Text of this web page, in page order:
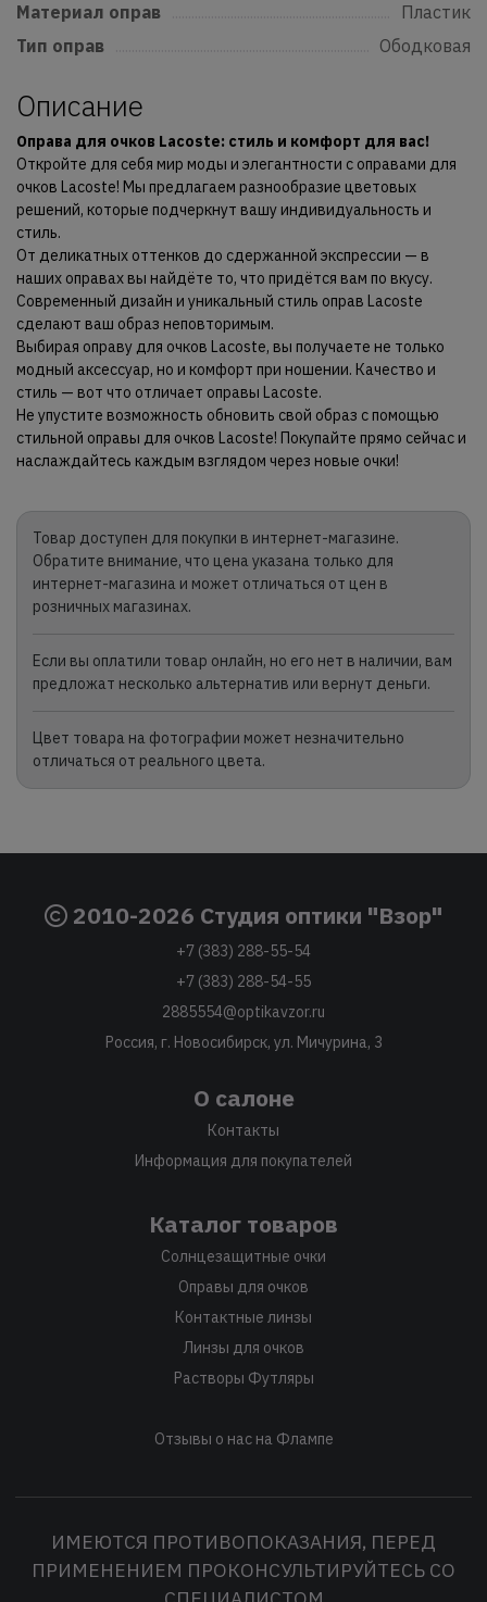
Материал оправ
Пластик
Тип оправ
Ободковая
Описание
Оправа для очков Lacoste: стиль и комфорт для вас!
Откройте для себя мир моды и элегантности с оправами для
очков Lacoste! Мы предлагаем разнообразие цветовых
решений, которые подчеркнут вашу индивидуальность и
стиль.
От деликатных оттенков до сдержанной экспрессии — в
наших оправах вы найдёте то, что придётся вам по вкусу.
Современный дизайн и уникальный стиль оправ Lacoste
сделают ваш образ неповторимым.
Выбирая оправу для очков Lacoste, вы получаете не только
модный аксессуар, но и комфорт при ношении. Качество и
стиль — вот что отличает оправы Lacoste.
Не упустите возможность обновить свой образ с помощью
стильной оправы для очков Lacoste! Покупайте прямо сейчас и
наслаждайтесь каждым взглядом через новые очки!
Товар доступен для покупки в интернет-магазине.
Обратите внимание, что цена указана только для
интернет-магазина и может отличаться от цен в
розничных магазинах.
Если вы оплатили товар онлайн, но его нет в наличии, вам
предложат несколько альтернатив или вернут деньги.
Цвет товара на фотографии может незначительно
отличаться от реального цвета.
2010-2026 Студия оптики "Взор"
+7 (383) 288-55-54
+7 (383) 288-54-55
2885554@optikavzor.ru
Россия, г. Новосибирск, ул. Мичурина, 3
О салоне
Контакты
Информация для покупателей
Каталог товаров
Солнцезащитные очки
Оправы для очков
Контактные линзы
Линзы для очков
Растворы Футляры
Отзывы о нас на Флампе
ИМЕЮТСЯ ПРОТИВОПОКАЗАНИЯ, ПЕРЕД
ПРИМЕНЕНИЕМ ПРОКОНСУЛЬТИРУЙТЕСЬ СО